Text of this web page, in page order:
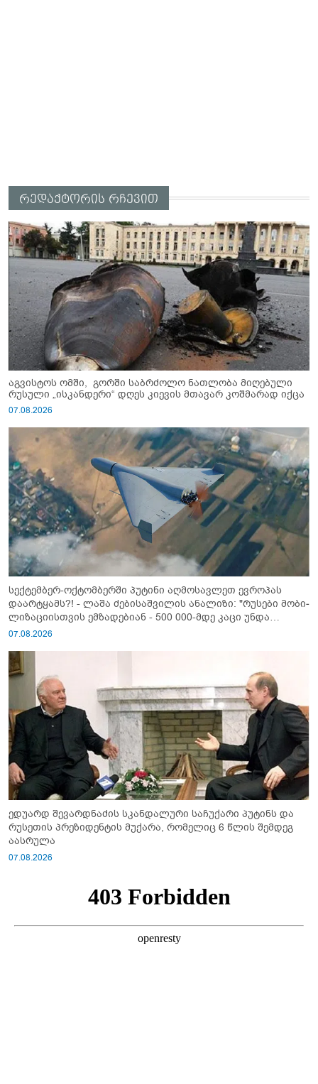
რედაქტორის რჩევით
აგვისტოს ომში, გორში საბრძოლო ნათლობა მიღებული
რუსული „ისკანდერი“ დღეს კიევის მთავარ კოშმარად იქცა
07.08.2026
სექტემბერ-ოქტომბერში პუტინი აღმოსავლეთ ევროპას
დაარტყამს?! - ლაშა ძებისაშვილის ანალიზი: "რუსები მობი­
ლიზაციისთვის ემზადებიან - 500 000-მდე კაცი უნდა
გაიწვიონ ომში"
07.08.2026
ედუარდ შევარდნაძის სკანდალური საჩუქარი პუტინს და
რუსეთის პრეზიდენტის მუქარა, რომელიც 6 წლის შემდეგ
აასრულა
07.08.2026